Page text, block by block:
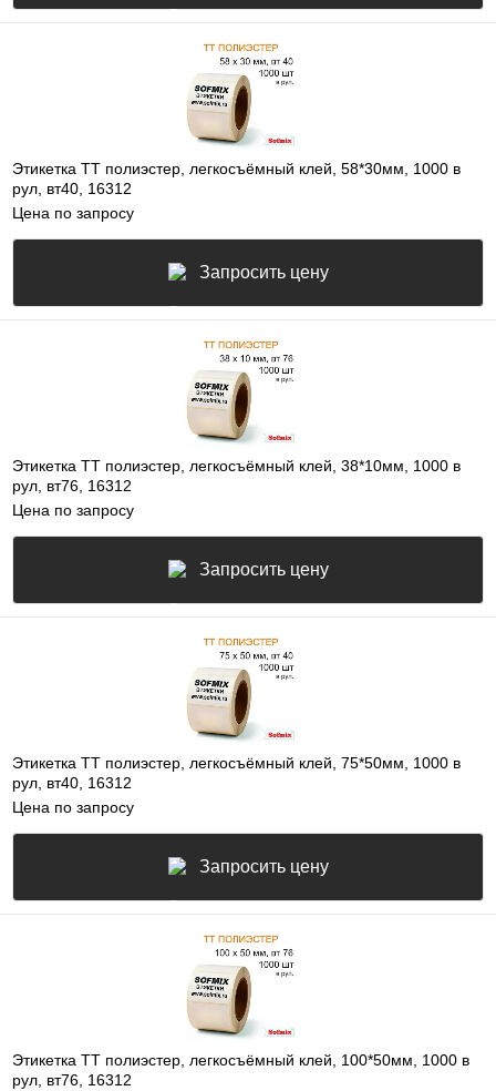
Этикетка ТТ полиэстер, легкосъёмный клей, 58*30мм, 1000 в
рул, вт40, 16312
Цена по запросу
Запросить цену
Этикетка ТТ полиэстер, легкосъёмный клей, 38*10мм, 1000 в
рул, вт76, 16312
Цена по запросу
Запросить цену
Этикетка ТТ полиэстер, легкосъёмный клей, 75*50мм, 1000 в
рул, вт40, 16312
Цена по запросу
Запросить цену
Этикетка ТТ полиэстер, легкосъёмный клей, 100*50мм, 1000 в
рул, вт76, 16312